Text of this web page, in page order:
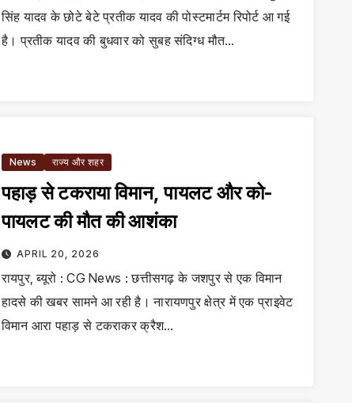
सिंह यादव के छोटे बेटे प्रतीक यादव की पोस्टमार्टम रिपोर्ट आ गई
है। प्रतीक यादव की बुधवार को सुबह संदिग्ध मौत…
News राज्य और शहर
पहाड़ से टकराया विमान, पायलट और को-
पायलट की मौत की आशंका
APRIL 20, 2026
रायपुर, ब्यूरो : CG News : छत्तीसगढ़ के जशपुर से एक विमान
हादसे की खबर सामने आ रही है। नारायणपुर क्षेत्र में एक प्राइवेट
विमान आरा पहाड़ से टकराकर क्रैश…